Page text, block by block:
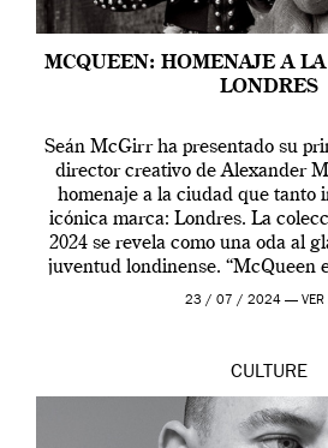
MCQUEEN: HOMENAJE A
LONDRES
Seán McGirr ha presentado su
director creativo de Alexander
homenaje a la ciudad que tanto
icónica marca: Londres. La
2024 se revela como una oda al
juventud londinense. “McQueen
en Londres y
23 / 07 / 2024 — VER
CULTURE